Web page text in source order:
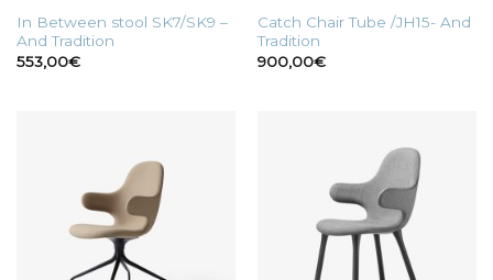
In Between stool SK7/SK9 –
And Tradition
553,00€
Catch Chair Tube /JH15- And
Tradition
900,00€